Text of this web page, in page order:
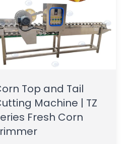
Top and Tail
Machine | TZ
Fresh Corn